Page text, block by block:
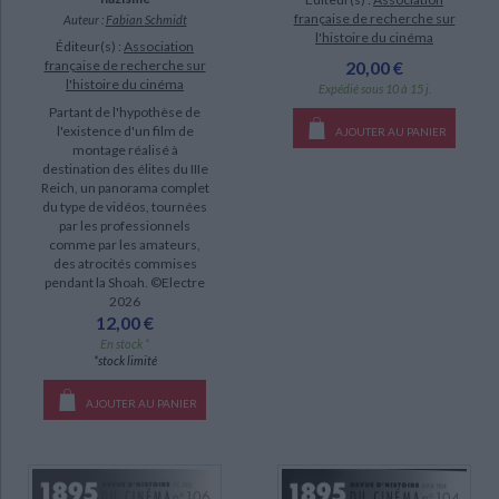
Auteur : Fabian Schmidt
Éditeur(s) : Association
française de recherche sur
l'histoire du cinéma
Partant de l'hypothèse de
l'existence d'un film de
montage réalisé à
destination des élites du IIIe
Reich, un panorama complet
du type de vidéos, tournées
par les professionnels
comme par les amateurs,
des atrocités commises
pendant la Shoah. ©Electre
2026
12,00 €
En stock *
*stock limité
AJOUTER AU PANIER
française de recherche sur
l'histoire du cinéma
20,00 €
Expédié sous 10 à 15 j.
AJOUTER AU PANIER